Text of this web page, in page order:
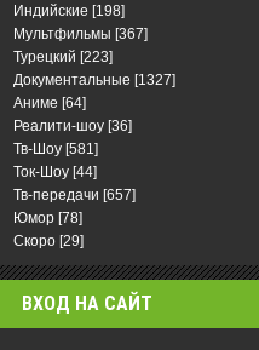
Индийские [198]
Мультфильмы [367]
Турецкий [223]
Документальные [1327]
Аниме [64]
Реалити-шоу [36]
Тв-Шоу [581]
Ток-Шоу [44]
Тв-передачи [657]
Юмор [78]
Скоро [29]
ВХОД НА САЙТ